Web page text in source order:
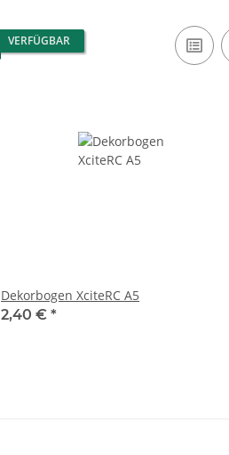
VERFÜGBAR
Dekorbogen XciteRC A5
2,40 € *